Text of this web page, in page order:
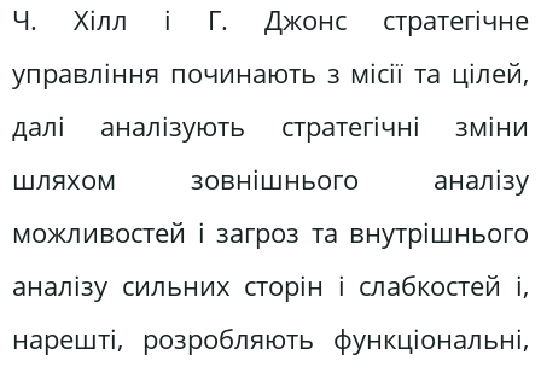
Ч. Хілл і Г. Джонс стратегічне
управління починають з місії та цілей,
далі аналізують стратегічні зміни
шляхом зовнішнього аналізу
можливостей і загроз та внутрішнього
аналізу сильних сторін і слабкостей і,
нарешті, розробляють функціональні,